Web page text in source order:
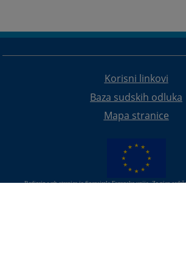
Korisni linkovi
Baza sudskih odluka
Mapa stranice
Redizajn web stranice je finansirala Evropska unija. Za njen